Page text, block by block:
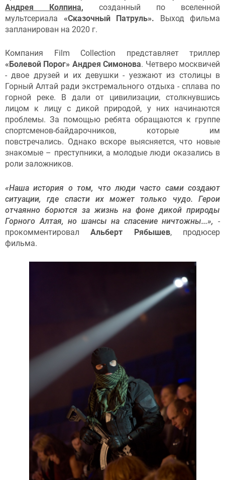
Андрея Колпина, созданный по вселенной
мультсериала «Сказочный Патруль». Выход фильма
запланирован на 2020 г.
Компания Film Collection представляет триллер
«Болевой Порог» Андрея Симонова. Четверо москвичей
- двое друзей и их девушки - уезжают из столицы в
Горный Алтай ради экстремального отдыха - сплава по
горной реке. В дали от цивилизации, столкнувшись
лицом к лицу с дикой природой, у них начинаются
проблемы. За помощью ребята обращаются к группе
спортсменов-байдарочников, которые им
повстречались. Однако вскоре выясняется, что новые
знакомые – преступники, а молодые люди оказались в
роли заложников.
«Наша история о том, что люди часто сами создают
ситуации, где спасти их может только чудо. Герои
отчаянно борются за жизнь на фоне дикой природы
Горного Алтая, но шансы на спасение ничтожны...», -
прокомментировалАльберт Рябышев, продюсер
фильма.